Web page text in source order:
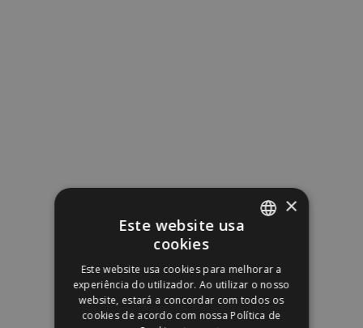
Industrial & Logístico
Turismo & Hotelaria
ENGLISH
×
Este website usa
cookies
Este website usa cookies para melhorar a
experiência do utilizador. Ao utilizar o nosso
website, estará a concordar com todos os
cookies de acordo com nossa Política de